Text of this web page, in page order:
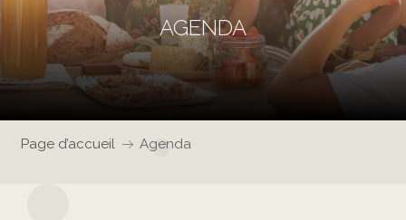
AGENDA
Page d’accueil Agenda